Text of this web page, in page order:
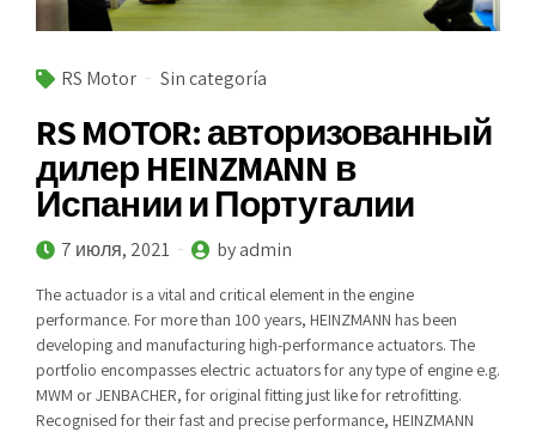
RS Motor Sin categoría
RS MOTOR: авторизованный
дилер HEINZMANN в
Испании и Португалии
7 июля, 2021 by admin
The actuador is a vital and critical element in the engine
performance. For more than 100 years, HEINZMANN has been
developing and manufacturing high-performance actuators. The
portfolio encompasses electric actuators for any type of engine e.g.
MWM or JENBACHER, for original fitting just like for retrofitting.
Recognised for their fast and precise performance, HEINZMANN